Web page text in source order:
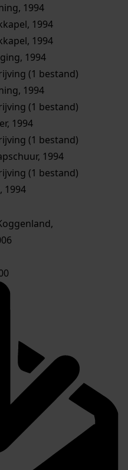
1994
1994
1994
1994
(1 bestand)
1994
(1 bestand)
1994
(1 bestand)
1994
(1 bestand)
1994